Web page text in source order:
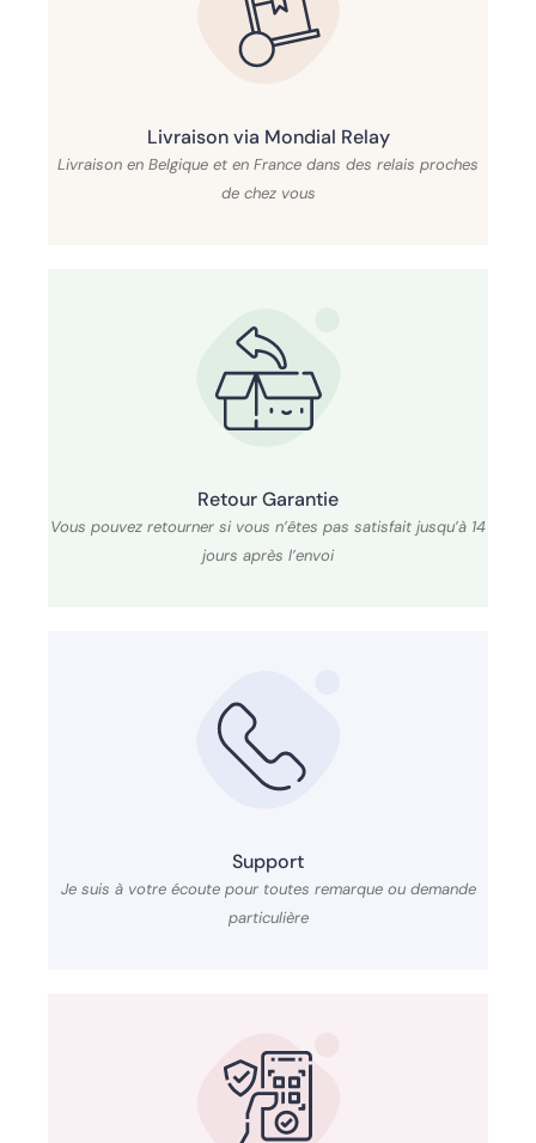
Livraison via Mondial Relay
Livraison en Belgique et en France dans des relais proches
de chez vous
Retour Garantie
Vous pouvez retourner si vous n’êtes pas satisfait jusqu’à 14
jours après l’envoi
Support
Je suis à votre écoute pour toutes remarque ou demande
particulière